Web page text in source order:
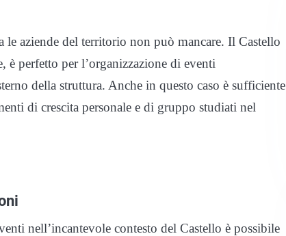
le aziende del territorio non può mancare. Il Castello
perfetto per l’organizzazione di eventi
della struttura. Anche in questo caso è sufficiente
di crescita personale e di gruppo studiati nel
nell’incantevole contesto del Castello è possibile